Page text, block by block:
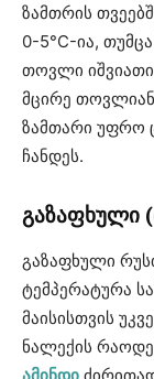
ზამთრის
0-5°C-ია,
თოვლი
მცირე
ზამთარი უფრო
ჩანდეს.
გაზაფხული
გაზაფხული
ტემპერატურა
მაისისთვის
ნალექის
ამინდი